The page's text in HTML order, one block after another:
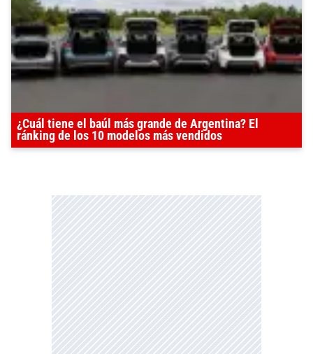
¿Cuál tiene el baúl más grande de Argentina? El
ránking de los 10 modelos más vendidos